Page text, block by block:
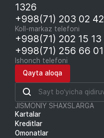
1326
+998(71) 203 02 42
Koll-markaz telefoni
+998(71) 202 15 13
+998(71) 256 66 01
Ishonch telefoni
Qayta aloqa
JISMONIY SHAXSLARGA
Kartalar
Kreditlar
Omonatlar